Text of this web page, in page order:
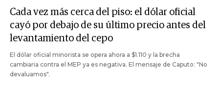
Cada vez más cerca del piso: el dólar oficial
cayó por debajo de su último precio antes del
levantamiento del cepo
El dólar oficial minorista se opera ahora a $1.110 y la brecha
cambiaria contra el MEP ya es negativa. El mensaje de Caputo: "No
devaluamos".